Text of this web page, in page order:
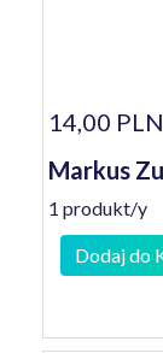
14,00 PLN
Markus
1 produkt/y
Dodaj do